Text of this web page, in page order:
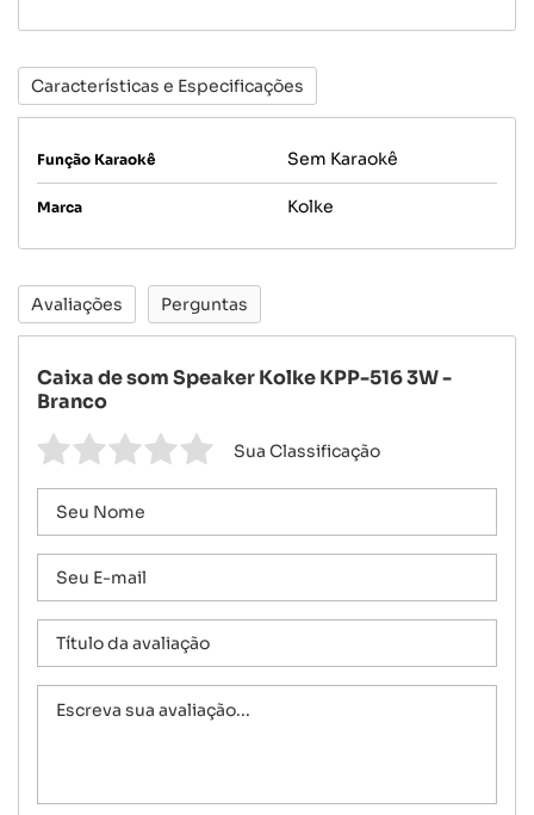
Características e Especificações
Função Karaokê Sem Karaokê
Marca Kolke
Avaliações Perguntas
Caixa de som Speaker Kolke KPP-516 3W -
Branco
Sua Classificação